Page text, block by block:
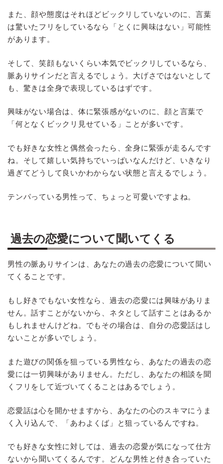
また、顔や態度はそれほどビックリしていないのに、言葉
は驚いたフリをしているなら「とくに興味はない」可能性
があります。
そして、笑顔もないくらい本気でビックリしているなら、
脈ありサインだと言えるでしょう。大げさではないとして
も、驚きは全身で表現しているはずです。
興味がない場合は、体に緊張感がないのに、顔と言葉で
「何となくビックリ見せている」ことが多いです。
でも好きな女性と偶然会ったら、全身に緊張が走るんです
ね。そして嬉しい気持ちでいっぱいなんだけど、いきなり
過ぎてどうして良いかわからない状態と言えるでしょう。
テンパっている男性って、ちょっと可愛いですよね。
過去の恋愛について聞いてくる
男性の脈ありサインは、あなたの過去の恋愛について聞い
てくることです。
もし好きでもない女性なら、過去の恋愛には興味がありま
せん。話すことがないから、ネタとして話すことはあるか
もしれませんけどね。でもその場合は、自分の恋愛話はし
ないことが多いでしょう。
また遊びの関係を狙っている男性なら、あなたの過去の恋
愛には一切興味がありません。ただし、あなたの相談を聞
くフリをして近づいてくることはあるでしょう。
恋愛話は心を開かせますから、あなたの心のスキマにうま
く入り込んで、「あわよくば」と狙っているんですね。
でも好きな女性に対しては、過去の恋愛が気になって仕方
ないから聞いてくるんです。どんな男性と付き合っていた